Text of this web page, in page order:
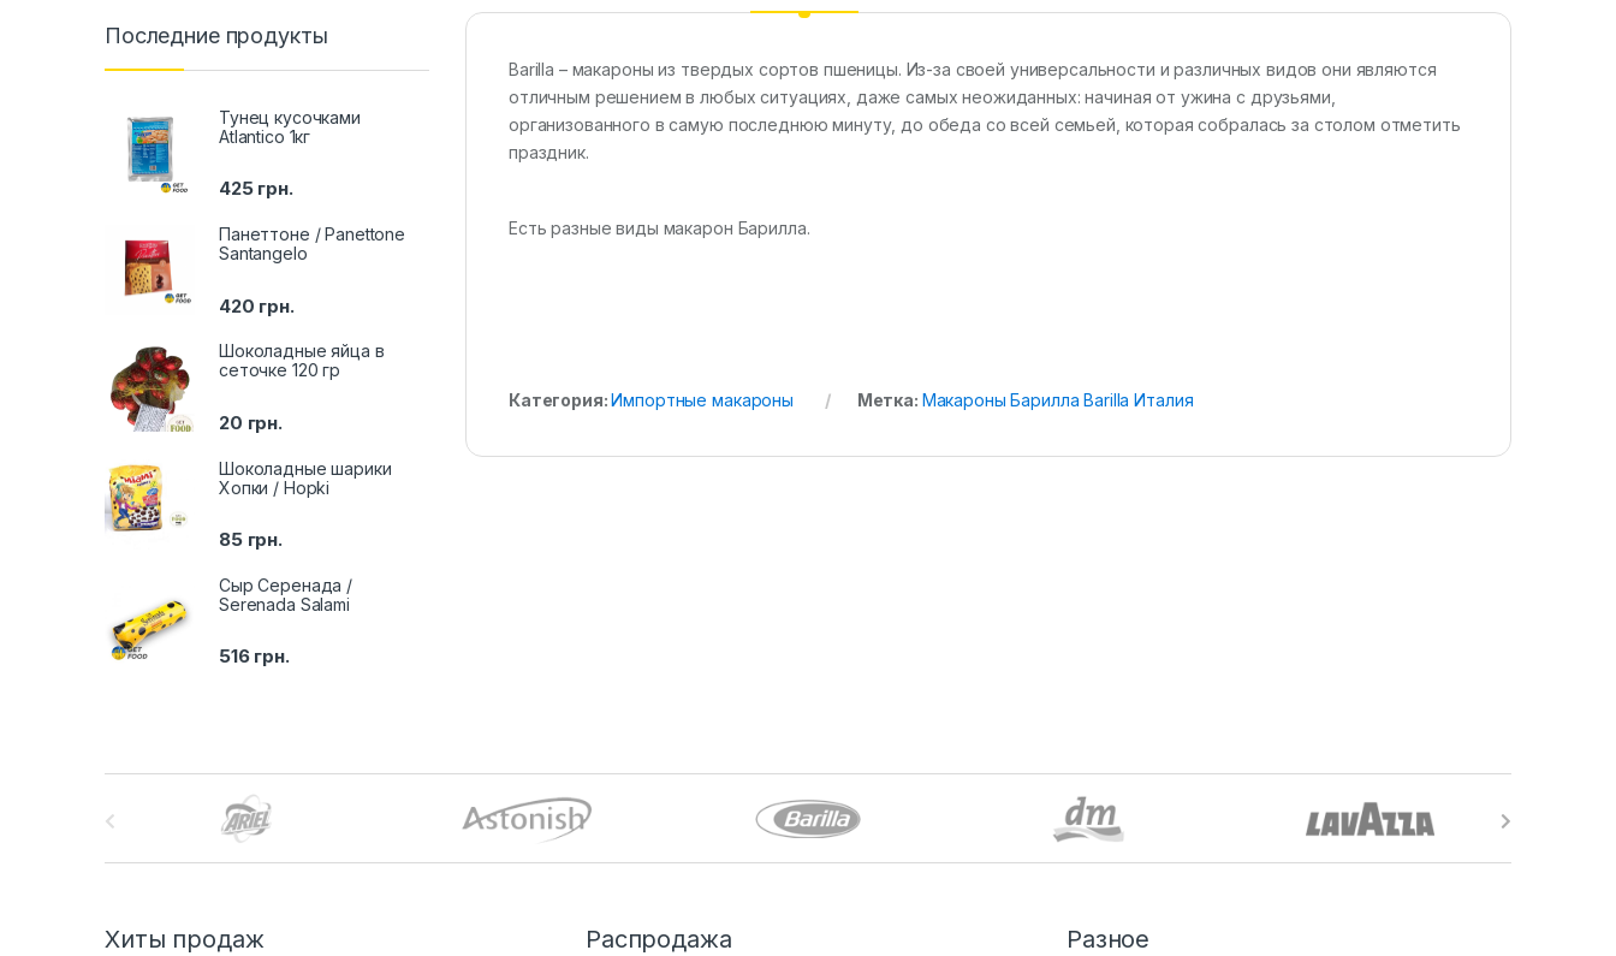
Barilla – макароны из твердых сортов пшеницы. Из-за своей универсальности и различных видов они являются
отличным решением в любых ситуациях, даже самых неожиданных: начиная от ужина с друзьями,
организованного в самую последнюю минуту, до обеда со всей семьей, которая собралась за столом отметить
праздник.
Есть разные виды макарон Барилла.
Категория:Импортные макароны Метка: Макароны Барилла Barilla Италия
Последние продукты
Тунец кусочками
Atlantico 1кг
425 грн.
Панеттоне / Panettone
Santangelo
420 грн.
Шоколадные яйца в
сеточке 120 гр
20 грн.
Шоколадные шарики
Хопки / Hopki
85 грн.
Сыр Серенада /
Serenada Salami
516 грн.
Хиты продаж Распродажа Разное